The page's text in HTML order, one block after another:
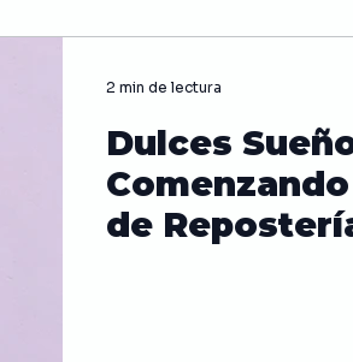
Ensalada Pollo Salud
Dulces
de
2 min de lectura